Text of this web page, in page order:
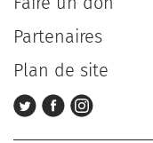
Partenaires
Plan de site